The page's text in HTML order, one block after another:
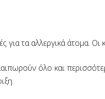
τα αλλεργικά άτομα. Οι
όλο και